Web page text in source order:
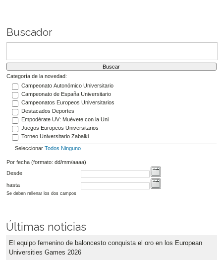
Buscador
Categoría de la novedad:
Campeonato Autonómico Universitario
Campeonato de España Universitario
Campeonatos Europeos Universitarios
Destacados Deportes
Empodérate UV: Muévete con la Uni
Juegos Europeos Universitarios
Torneo Universitario Zabalki
Seleccionar Todos Ninguno
Por fecha (formato: dd/mm/aaaa)
Desde
hasta
Se deben rellenar los dos campos
Últimas noticias
El equipo femenino de baloncesto conquista el oro en los European
Universities Games 2026